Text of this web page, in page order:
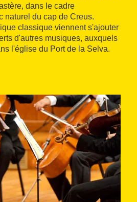
dans le cadre
naturel du cap de Creus.
classique viennent s'ajouter
d'autres musiques, auxquels
l'église du Port de la Selva.